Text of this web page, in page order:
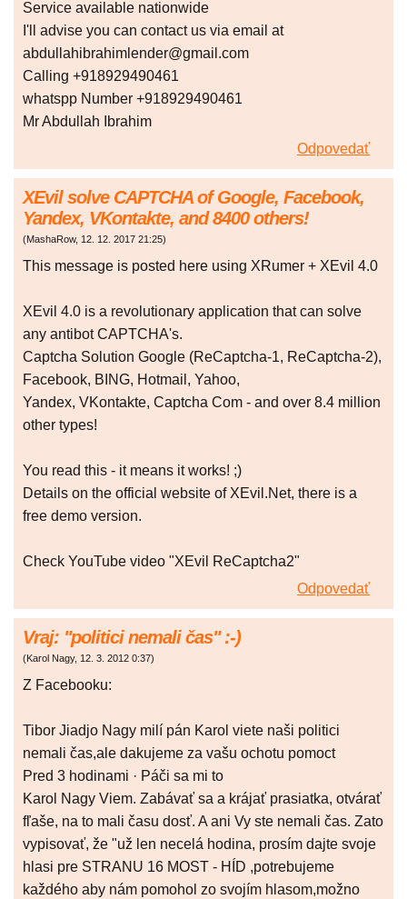
Service available nationwide
I'll advise you can contact us via email at
abdullahibrahimlender@gmail.com
Calling +918929490461
whatspp Number +918929490461
Mr Abdullah Ibrahim
Odpovedať
XEvil solve CAPTCHA of Google, Facebook,
Yandex, VKontakte, and 8400 others!
(MashaRow, 12. 12. 2017 21:25)
This message is posted here using XRumer + XEvil 4.0
XEvil 4.0 is a revolutionary application that can solve
any antibot CAPTCHA's.
Captcha Solution Google (ReCaptcha-1, ReCaptcha-2),
Facebook, BING, Hotmail, Yahoo,
Yandex, VKontakte, Captcha Com - and over 8.4 million
other types!
You read this - it means it works! ;)
Details on the official website of XEvil.Net, there is a
free demo version.
Check YouTube video "XEvil ReCaptcha2"
Odpovedať
Vraj: "politici nemali čas" :-)
(Karol Nagy, 12. 3. 2012 0:37)
Z Facebooku:
Tibor Jiadjo Nagy milí pán Karol viete naši politici
nemali čas,ale dakujeme za vašu ochotu pomoct
Pred 3 hodinami · Páči sa mi to
Karol Nagy Viem. Zabávať sa a krájať prasiatka, otvárať
fľaše, na to mali času dosť. A ani Vy ste nemali čas. Zato
vypisovať, že "už len necelá hodina, prosím dajte svoje
hlasi pre STRANU 16 MOST - HÍD ,potrebujeme
každého aby nám pomohol zo svojím hlasom,možno